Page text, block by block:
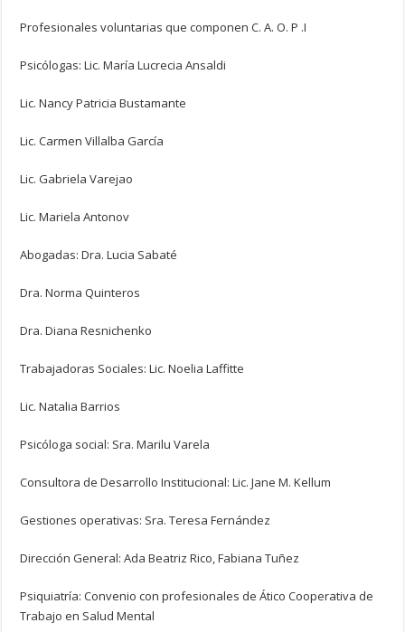
Profesionales voluntarias que componen C. A. O. P .I
Psicólogas: Lic. María Lucrecia Ansaldi
Lic. Nancy Patricia Bustamante
Lic. Carmen Villalba García
Lic. Gabriela Varejao
Lic. Mariela Antonov
Abogadas: Dra. Lucia Sabaté
Dra. Norma Quinteros
Dra. Diana Resnichenko
Trabajadoras Sociales: Lic. Noelia Laffitte
Lic. Natalia Barrios
Psicóloga social: Sra. Marilu Varela
Consultora de Desarrollo Institucional: Lic. Jane M. Kellum
Gestiones operativas: Sra. Teresa Fernández
Dirección General: Ada Beatriz Rico, Fabiana Tuñez
Psiquiatría: Convenio con profesionales de Ático Cooperativa de
Trabajo en Salud Mental